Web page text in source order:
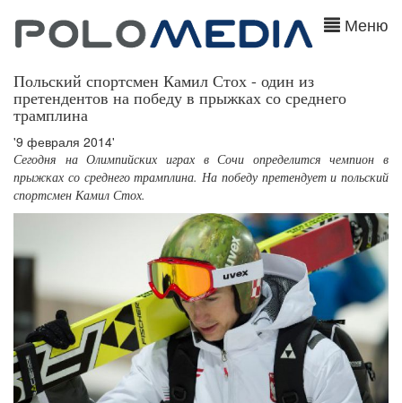
Меню
Польский спортсмен Камил Стох - один из
претендентов на победу в прыжках со среднего
трамплина
'9 февраля 2014'
Сегодня на Олимпийских играх в Сочи определится чемпион в
прыжках со среднего трамплина. На победу претендует и польский
спортсмен Камил Стох.